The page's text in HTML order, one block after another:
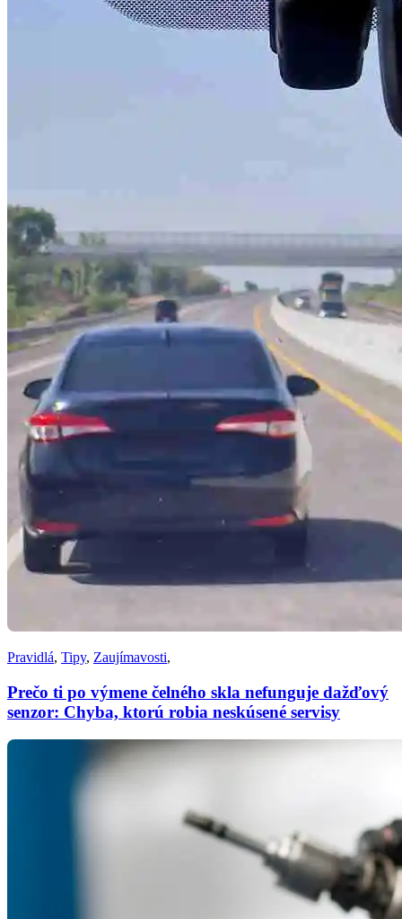
Pravidlá, Tipy, Zaujímavosti,
Prečo ti po výmene čelného skla nefunguje dažďový
senzor: Chyba, ktorú robia neskúsené servisy